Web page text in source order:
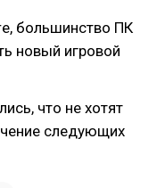
большинство ПК
новый игровой
что не хотят
следующих